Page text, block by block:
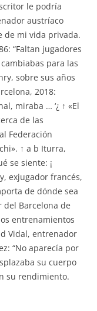
le podría
austríaco
de mi vida privada.
“Faltan jugadores
para las
sobre sus años
2018:
miraba … ‘¿ ↑ «El
de las
Federación
↑ a b Iturra,
se siente: ¡
exjugador francés,
de dónde sea
del Barcelona de
entrenamientos
Vidal, entrenador
“No aparecía por
su cuerpo
su rendimiento.